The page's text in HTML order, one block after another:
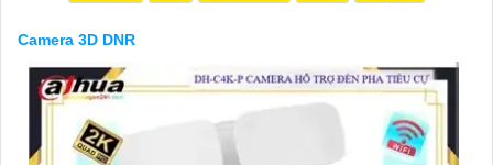
Camera 3D DNR